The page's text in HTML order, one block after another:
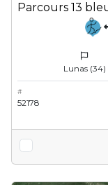
Parcours 13
Lunas (34)
#
52178